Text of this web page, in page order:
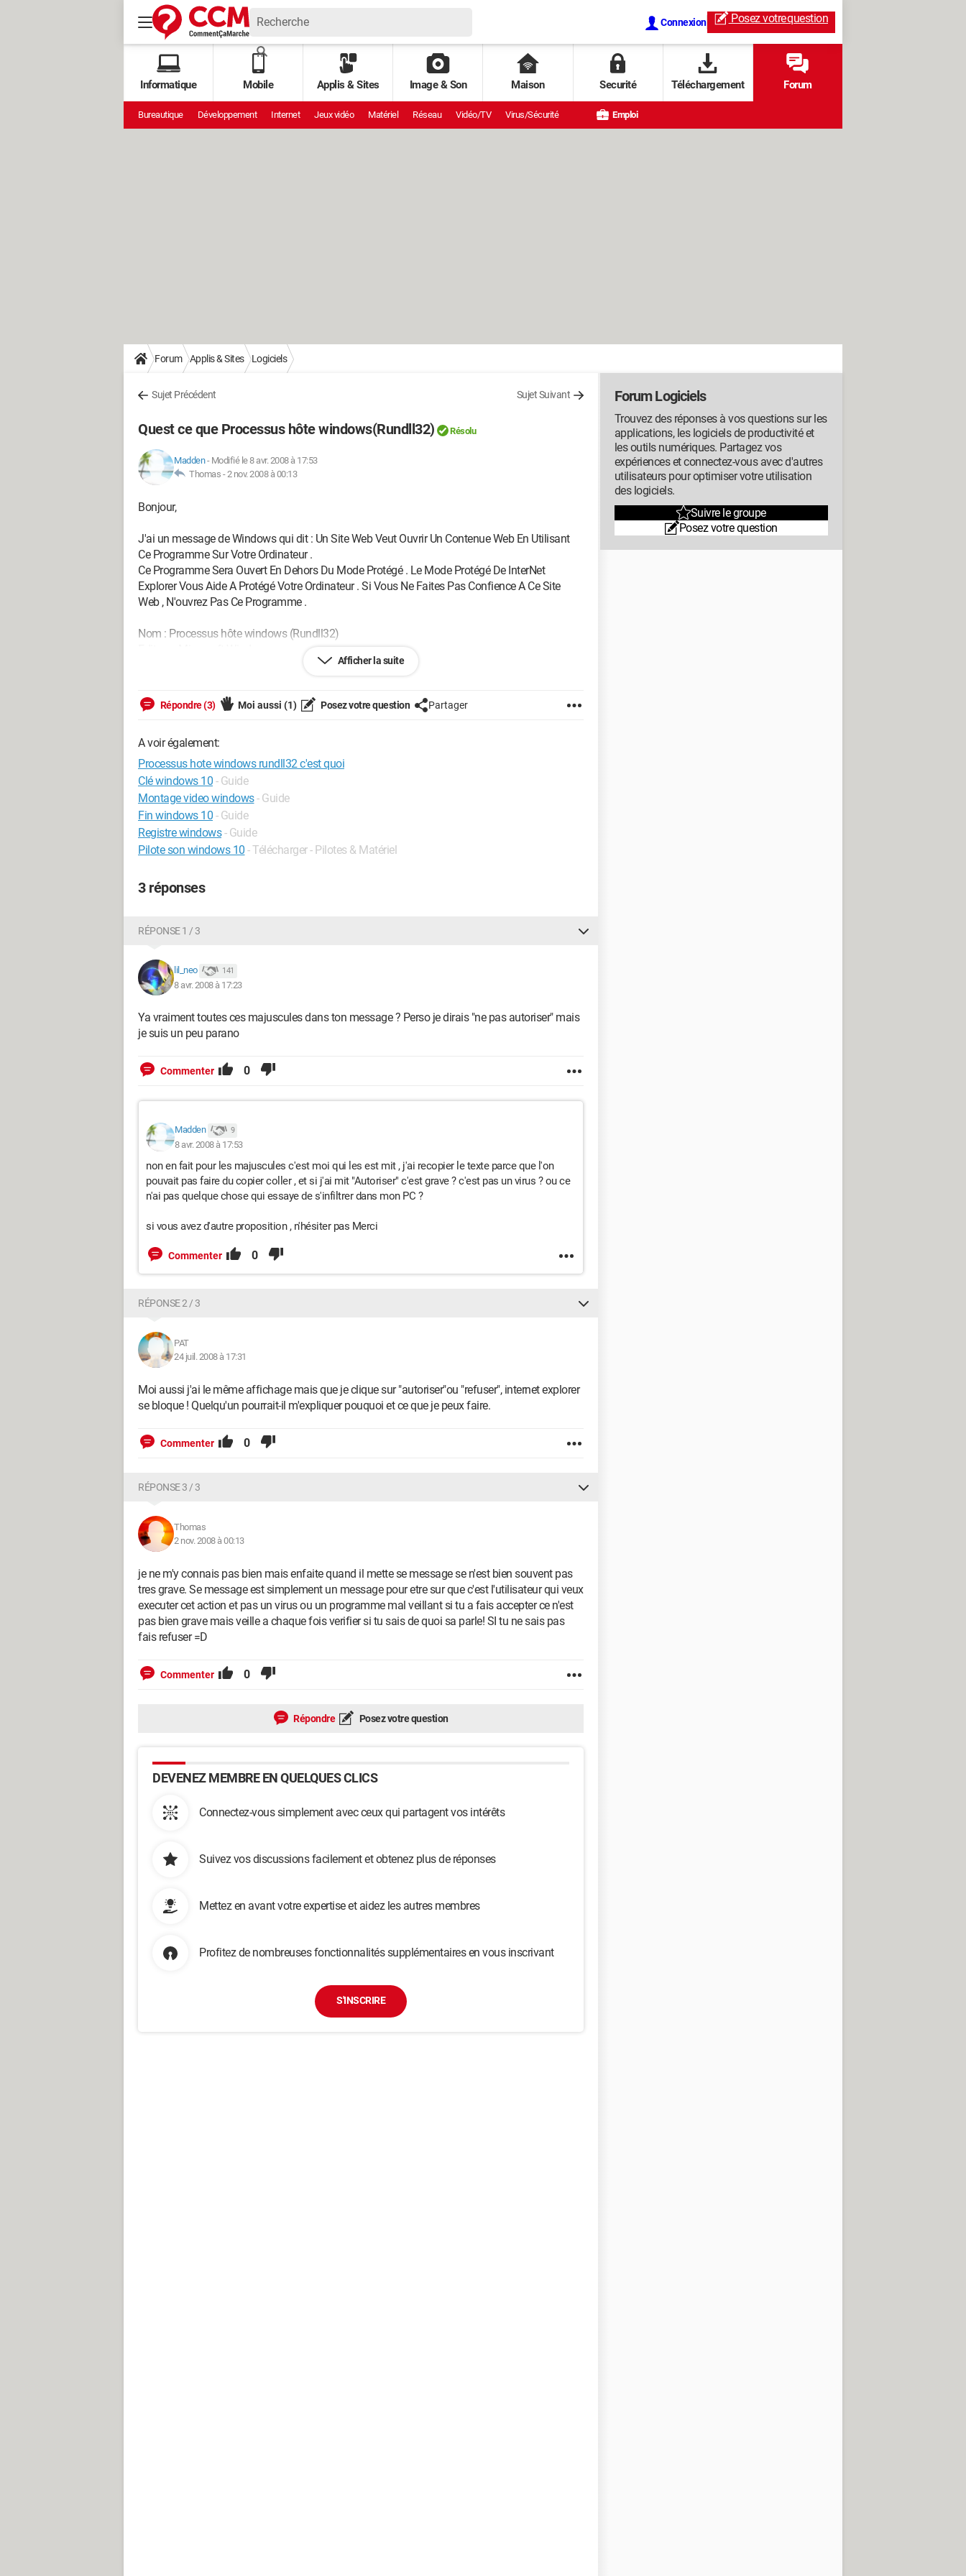
Connexion Posez votrequestion
Informatique Mobile Applis & Sites Image & Son Maison Securité Téléchargement Forum
Bureautique Développement Internet Jeux vidéo Matériel Réseau Vidéo/TV Virus/Sécurité Emploi
Forum Applis & Sites Logiciels
Sujet Précédent Sujet Suivant
Quest ce que Processus hôte windows(Rundll32) Résolu
Madden- Modifié le 8 avr. 2008 à 17:53
Thomas -2 nov. 2008 à 00:13
Bonjour,
J'ai un message de Windows qui dit : Un Site Web Veut Ouvrir Un Contenue Web En Utilisant
Ce Programme Sur Votre Ordinateur .
Ce Programme Sera Ouvert En Dehors Du Mode Protégé . Le Mode Protégé De InterNet
Explorer Vous Aide A Protégé Votre Ordinateur . Si Vous Ne Faites Pas Confience A Ce Site
Web , N'ouvrez Pas Ce Programme .
Nom : Processus hôte windows (Rundll32)
Je Click Sur "Autoriser" ou "ne pas Autoriser" ?
--------------------------------------------
es ce que c'est grave ? ou pas ? et j'aurait bien aimer savoir a quoi sert ? et pourquoi ce
programme est apparu
Merci pour vos réponses et suggestion.
Configuration: Windows Vista
Afficher la suite
Répondre (3) Moi aussi (1) Posez votre question Partager
A voir également:
Processus hote windows rundll32 c'est quoi
Clé windows 10 - Guide
Montage video windows- Guide
Fin windows 10 - Guide
Registre windows - Guide
Pilote son windows 10 - Télécharger - Pilotes & Matériel
3 réponses
RÉPONSE 1 / 3
lil_neo 141
8 avr. 2008 à 17:23
Ya vraiment toutes ces majuscules dans ton message ? Perso je dirais "ne pas autoriser" mais
je suis un peu parano
Commenter 0
Madden 9
8 avr. 2008 à 17:53
non en fait pour les majuscules c'est moi qui les est mit , j'ai recopier le texte parce que l'on
pouvait pas faire du copier coller , et si j'ai mit "Autoriser" c'est grave ? c'est pas un virus ? ou ce
n'ai pas quelque chose qui essaye de s'infiltrer dans mon PC ?
si vous avez d'autre proposition , n'hésiter pas Merci
Commenter 0
RÉPONSE 2 / 3
PAT
24 juil. 2008 à 17:31
Moi aussi j'ai le même affichage mais que je clique sur "autoriser"ou "refuser", internet explorer
se bloque ! Quelqu'un pourrait-il m'expliquer pouquoi et ce que je peux faire.
Commenter 0
RÉPONSE 3 / 3
Thomas
2 nov. 2008 à 00:13
je ne m'y connais pas bien mais enfaite quand il mette se message se n'est bien souvent pas
tres grave. Se message est simplement un message pour etre sur que c'est l'utilisateur qui veux
executer cet action et pas un virus ou un programme mal veillant si tu a fais accepter ce n'est
pas bien grave mais veille a chaque fois verifier si tu sais de quoi sa parle! SI tu ne sais pas
fais refuser =D
Commenter 0
Répondre Posez votre question
DEVENEZ MEMBRE EN QUELQUES CLICS
Connectez-vous simplement avec ceux qui partagent vos intérêts
Suivez vos discussions facilement et obtenez plus de réponses
Mettez en avant votre expertise et aidez les autres membres
Profitez de nombreuses fonctionnalités supplémentaires en vous inscrivant
S'INSCRIRE
Forum Logiciels
Trouvez des réponses à vos questions sur les
applications, les logiciels de productivité et
les outils numériques. Partagez vos
expériences et connectez-vous avec d'autres
utilisateurs pour optimiser votre utilisation
des logiciels.
Suivre le groupe
Posez votre question